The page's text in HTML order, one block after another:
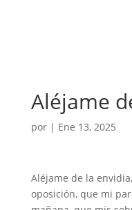
Aléjame
por | Ene 13, 2025
Aléjame de la
oposición, que mi